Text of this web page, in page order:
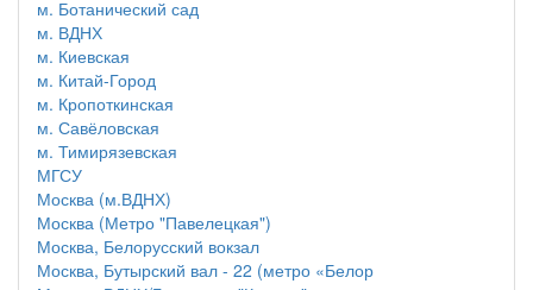
м. Ботанический сад
м. ВДНХ
м. Киевская
м. Китай-Город
м. Кропоткинская
м. Савёловская
м. Тимирязевская
МГСУ
Москва (м.ВДНХ)
Москва (Метро "Павелецкая")
Москва, Белорусский вокзал
Москва, Бутырский вал - 22 (метро «Белор